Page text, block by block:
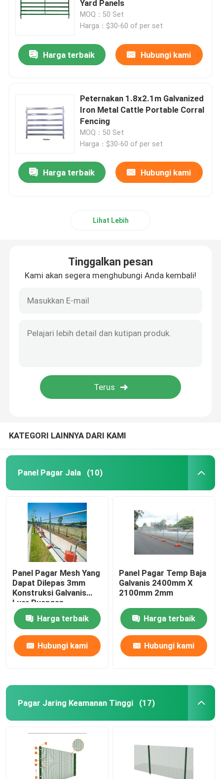
Tiang Pagar Logam
Yard Panels
MOQ：50 Set
Harga：$30-60 of per set
Harga terbaik Hubungi kami
Peternakan 1.8x2.1m Galvanized
Iron Metal Cattle Portable Corral
Fencing
MOQ：50 Set
Harga：$30-60 of per set
Harga terbaik Hubungi kami
Lihat Lebih
Tinggalkan pesan
Kami akan segera menghubungi Anda kembali!
KATEGORI LAINNYA DARI KAMI
Panel Pagar Jala (10)
Panel Pagar Mesh Yang
Dapat Dilepas 3mm
Konstruksi Galvanis
Luar Ruangan
Sementara
Harga terbaik
Hubungi kami
Panel Pagar Temp Baja
Galvanis 2400mm X
2100mm 2mm
Harga terbaik
Hubungi kami
Pagar Jaring Keamanan Tinggi (17)